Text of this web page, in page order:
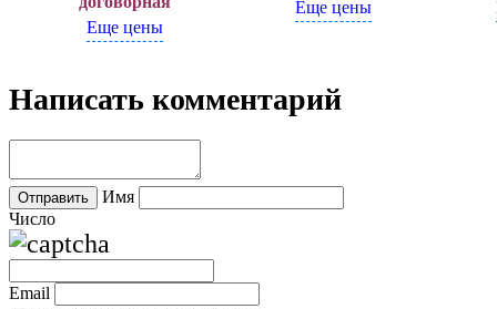
Еще цены
Еще цены
Написать комментарий
Имя
Число
Email